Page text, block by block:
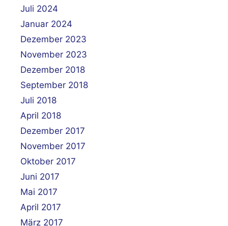
Juli 2024
Januar 2024
Dezember 2023
November 2023
Dezember 2018
September 2018
Juli 2018
April 2018
Dezember 2017
November 2017
Oktober 2017
Juni 2017
Mai 2017
April 2017
März 2017